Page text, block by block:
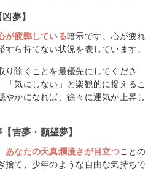
夢】
が疲弊している暗示です。心が疲れ
ら持てない状況を表しています。
り除くことを最優先にしてくださ
「気にしない」と楽観的に捉えるこ
やかになれば、徐々に運気が上昇し
吉夢・願望夢】
あなたの天真爛漫さが目立つことの
捨て、少年のような自由な気持ちで